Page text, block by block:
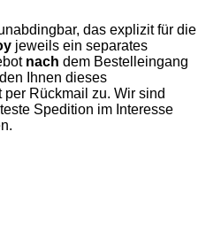
das explizit für die
jeweils ein separates
nach dem Bestelleingang
Ihnen dieses
per Rückmail zu. Wir sind
Spedition im Interesse